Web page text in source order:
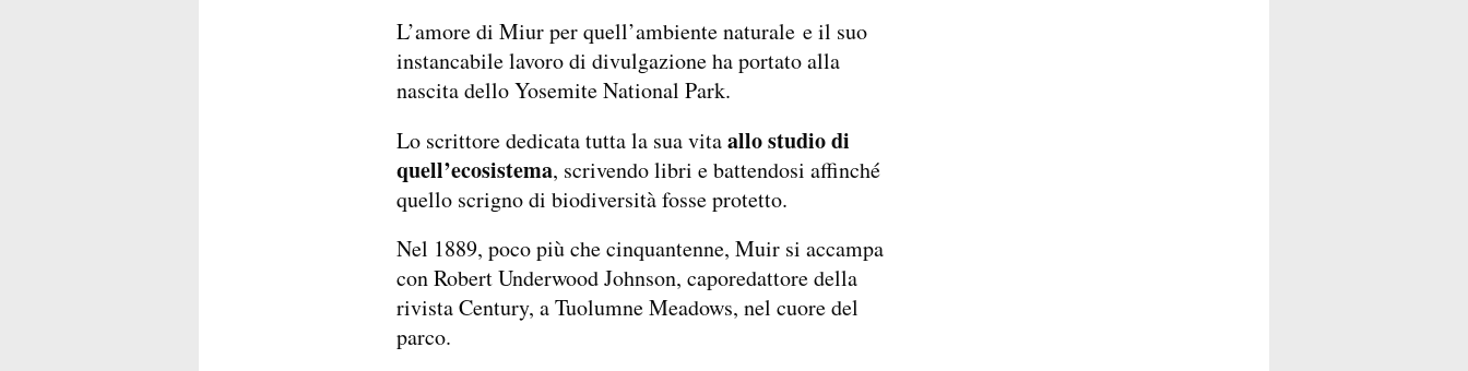
L’amore di Miur per quell’ambiente naturale e il suo
instancabile lavoro di divulgazione ha portato alla
nascita dello Yosemite National Park.
Lo scrittore dedicata tutta la sua vitaallo studio di
quell’ecosistema, scrivendo libri e battendosi affinché
quello scrigno di biodiversità fosse protetto.
Nel 1889, poco più che cinquantenne, Muir si accampa
con Robert Underwood Johnson, caporedattore della
rivista Century, a Tuolumne Meadows, nel cuore del
parco.